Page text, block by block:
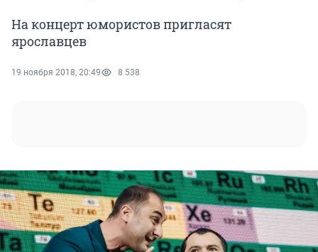
На концерт юмористов пригласят
ярославцев
19 ноября 2018, 20:49 8 538